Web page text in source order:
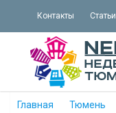
Контакты Статьи
Главная Тюмень